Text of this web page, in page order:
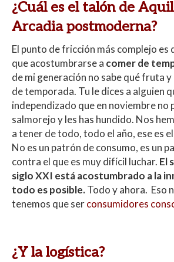
¿Cuál es el talón de
Arcadia postmoderna?
El punto de fricción más complejo es
que acostumbrarse a comer de
de mi generación no sabe qué fruta
de temporada. Tu le dices a alguien
independizado que en noviembre no
salmorejo y les has hundido. Nos
a tener de todo, todo el año, ese es
No es un patrón de consumo, es un
contra el que es muy difícil luchar. El
siglo XXI está acostumbrado a la
todo es posible.Todo y ahora. Eso
tenemos que serconsumidores
¿Y la logística?